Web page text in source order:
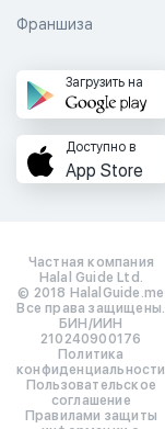
Франшиза
Загрузить на
Доступно в
App Store
Частная компания
Halal Guide Ltd.
© 2018 HalalGuide.me
Все права защищены.
БИН/ИИН
210240900176
Политика
конфиденциальности
Пользовательское
соглашение
Правилами защиты